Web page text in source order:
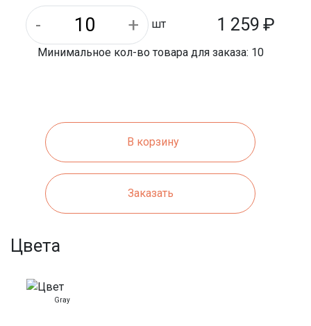
шт 1 259 ₽
Минимальное кол-во товара для заказа: 10
В корзину
Заказать
Цвета
Gray